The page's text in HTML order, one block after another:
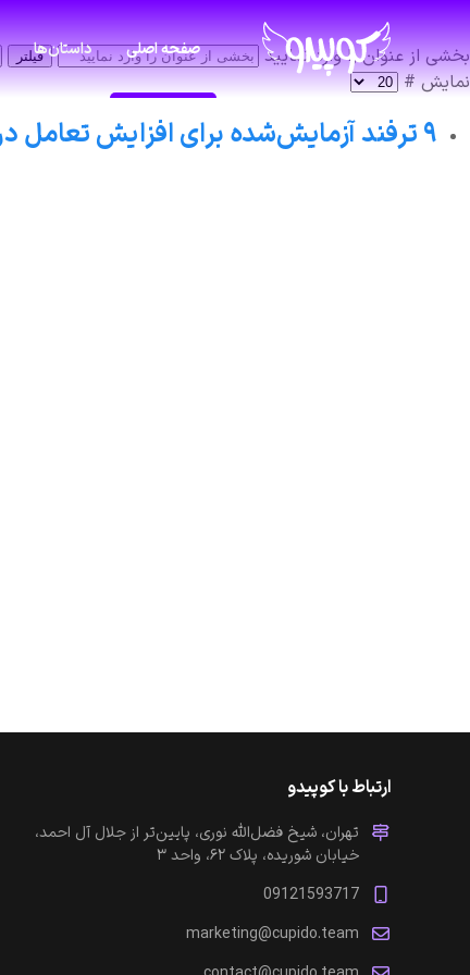
صفحه اصلی داستان‌ها بخشی از عنوان را وارد نمایید فیلتر
نمایش #
۹ ترفند آزمایش‌شده برای افزایش تعامل در اینستاگرام در سال ۲۰۲۵
ارتباط با کوپیدو
تهران، شیخ فضل‌الله نوری، پایین‌تر از جلال آل احمد،
خیابان شوریده، پلاک ۶۲، واحد ۳
09121593717
marketing@cupido.team